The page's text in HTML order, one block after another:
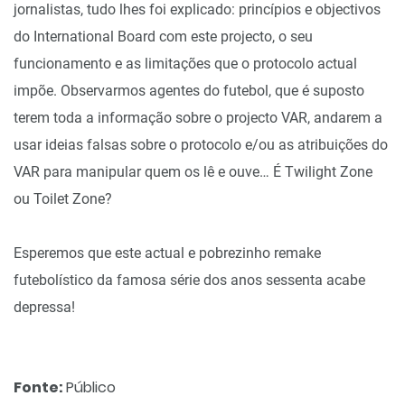
jornalistas, tudo lhes foi explicado: princípios e objectivos
do International Board com este projecto, o seu
funcionamento e as limitações que o protocolo actual
impõe. Observarmos agentes do futebol, que é suposto
terem toda a informação sobre o projecto VAR, andarem a
usar ideias falsas sobre o protocolo e/ou as atribuições do
VAR para manipular quem os lê e ouve… É Twilight Zone
ou Toilet Zone?
Esperemos que este actual e pobrezinho remake
futebolístico da famosa série dos anos sessenta acabe
depressa!
Fonte:Público